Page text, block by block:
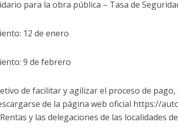
para la obra pública – Tasa de
12 de enero
9 de febrero
de facilitar y agilizar el proceso de
de la página web oficial https://
y las delegaciones de las localidades